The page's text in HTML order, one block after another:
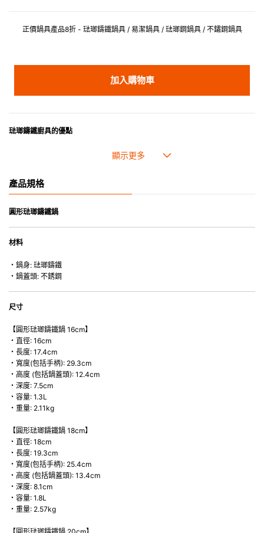
正價鍋具產品8折 - 琺瑯鑄鐵鍋具 / 易潔鍋具 / 琺瑯鋼鍋具 / 不鏽鋼鍋具
加入購物車
琺瑯鑄鐵廚具的優點
• 琺瑯鑄鐵傳熱性均勻，不會產生過熱點。
• 重身的鍋蓋能有助防止蒸氣溜走,易於 保持食物的原汁原味。
• 琺瑯抗酸鹼，不會殘留氣味，安全衛生。
產品規格
圓形琺瑯鑄鐵鍋
材料
・鍋身: 琺瑯鑄鐵
・鍋蓋頭: 不銹鋼
尺寸
【圓形琺瑯鑄鐵鍋 16cm】
・直徑: 16cm
・長度: 17.4cm
・寬度(包括手柄): 29.3cm
・高度 (包括鍋蓋頭): 12.4cm
・深度: 7.5cm
・容量: 1.3L
・重量: 2.11kg
【圓形琺瑯鑄鐵鍋 18cm】
・直徑: 18cm
・長度: 19.3cm
・寬度(包括手柄): 25.4cm
・高度 (包括鍋蓋頭): 13.4cm
・深度: 8.1cm
・容量: 1.8L
・重量: 2.57kg